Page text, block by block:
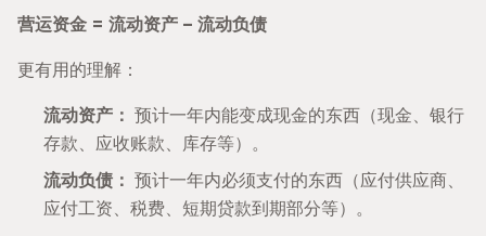
营运资金 = 流动资产 – 流动负债
更有用的理解：
流动资产： 预计一年内能变成现金的东西（现金、银行
存款、应收账款、库存等）。
流动负债： 预计一年内必须支付的东西（应付供应商、
应付工资、税费、短期贷款到期部分等）。